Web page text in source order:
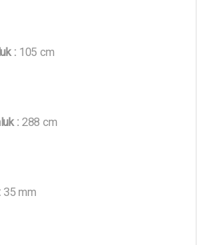
:105 cm
:288 cm
35 mm